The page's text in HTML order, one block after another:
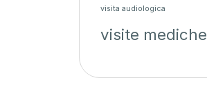
visita audiologica
visite mediche